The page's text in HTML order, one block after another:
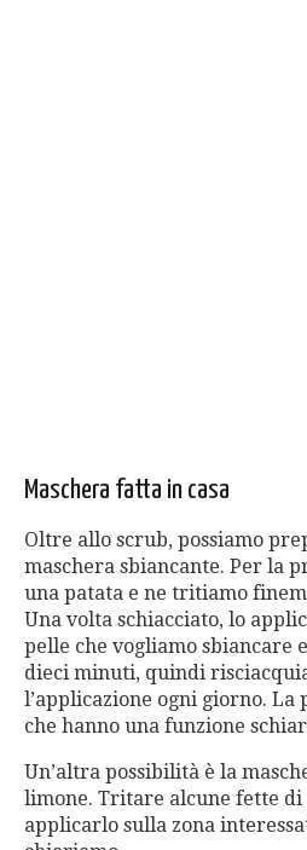
Maschera fatta in casa
Oltre allo scrub, possiamo
maschera sbiancante. Per la
una patata e ne tritiamo
Una volta schiacciato, lo
pelle che vogliamo sbiancare
dieci minuti, quindi
l’applicazione ogni giorno. La
che hanno una funzione
Un’altra possibilità è la
limone. Tritare alcune fette di
applicarlo sulla zona